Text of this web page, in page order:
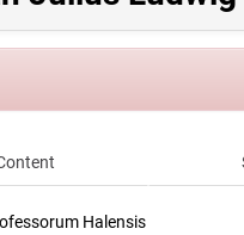
Halensis